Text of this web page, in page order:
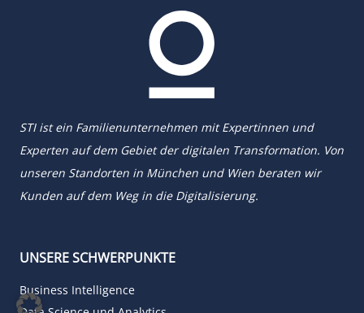
STI ist ein Familienunternehmen mit Expertinnen und
Experten auf dem Gebiet der digitalen Transformation. Von
unseren Standorten in München und Wien beraten wir
Kunden auf dem Weg in die Digitalisierung.
UNSERE SCHWERPUNKTE
Business Intelligence